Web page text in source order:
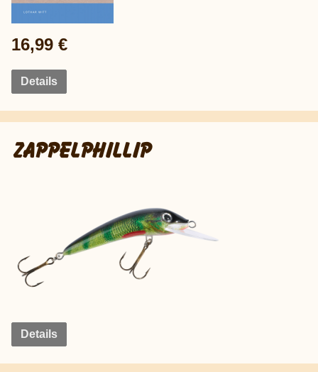
16,99 €
Details
ZAPPELPHILLIP
Details